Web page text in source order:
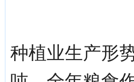
种植业生产形